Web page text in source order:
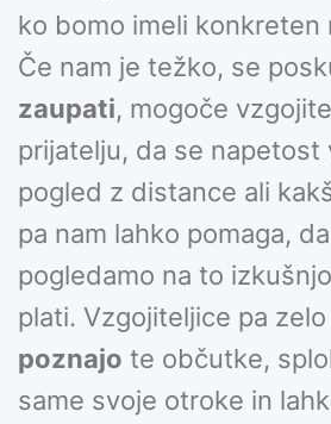
ko bomo imeli konkreten
Če nam je težko, se
zaupati, mogoče
prijatelju, da se napetost
pogled z distance ali
pa nam lahko pomaga,
pogledamo na to
plati. Vzgojiteljice pa
poznajo te občutke,
same svoje otroke in